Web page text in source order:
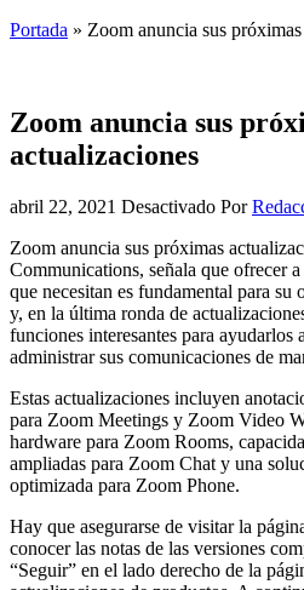
Portada » Zoom anuncia sus
Zoom anuncia sus
actualizaciones
abril 22, 2021 Desactivado Por
Zoom anuncia sus próximas
Communications, señala que ofrecer
que necesitan es fundamental para
y, en la última ronda de
funciones interesantes para ayudarlos
administrar sus comunicaciones de
Estas actualizaciones incluyen
para Zoom Meetings y Zoom Video
hardware para Zoom Rooms,
ampliadas para Zoom Chat y una
optimizada para Zoom Phone.
Hay que asegurarse de visitar la
conocer las notas de las versiones
“Seguir” en el lado derecho de la